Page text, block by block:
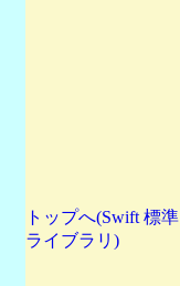
トップへ(Swift 標準
ライブラリ)